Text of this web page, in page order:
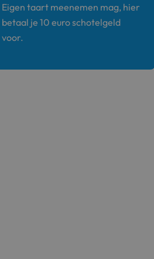
Eigen taart meenemen mag, hier
betaal je 10 euro schotelgeld
voor.